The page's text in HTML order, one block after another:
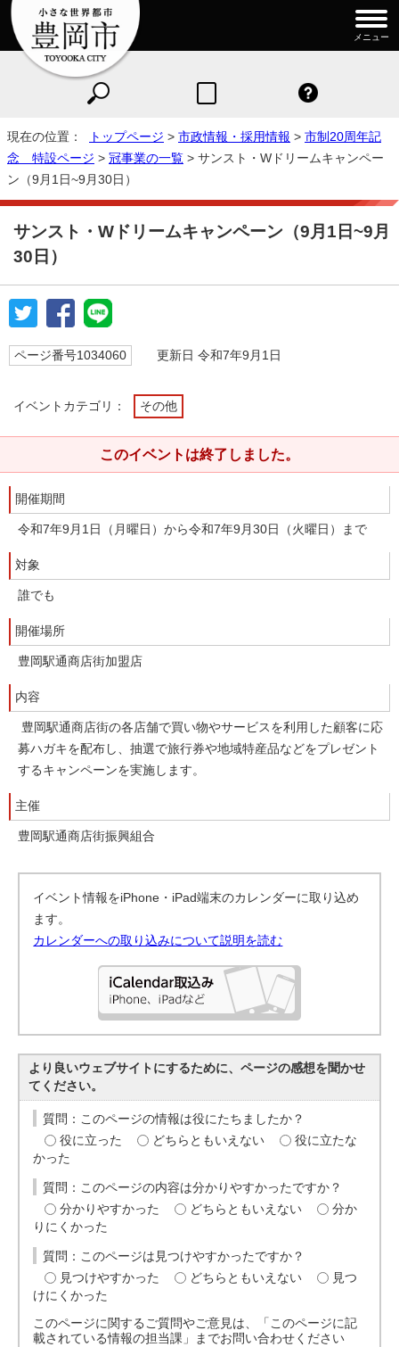
メニュー
現在の位置： トップページ > 市政情報・採用情報 > 市制20周年記
念 特設ページ > 冠事業の一覧 > サンスト・Wドリームキャンペー
ン（9月1日~9月30日）
サンスト・Wドリームキャンペーン（9月1日~9月
30日）
ページ番号1034060 更新日 令和7年9月1日
イベントカテゴリ： その他
このイベントは終了しました。
開催期間
令和7年9月1日（月曜日）から令和7年9月30日（火曜日）まで
対象
誰でも
開催場所
豊岡駅通商店街加盟店
内容
豊岡駅通商店街の各店舗で買い物やサービスを利用した顧客に応
募ハガキを配布し、抽選で旅行券や地域特産品などをプレゼント
するキャンペーンを実施します。
主催
豊岡駅通商店街振興組合
イベント情報をiPhone・iPad端末のカレンダーに取り込め
ます。
カレンダーへの取り込みについて説明を読む
より良いウェブサイトにするために、ページの感想を聞かせ
てください。
質問：このページの情報は役にたちましたか？
役に立った
どちらともいえない
役に立たな
かった
質問：このページの内容は分かりやすかったですか？
分かりやすかった
どちらともいえない
分か
りにくかった
質問：このページは見つけやすかったですか？
見つけやすかった
どちらともいえない
見つ
けにくかった
このページに関するご質問やご意見は、「このページに記
載されている情報の担当課」までお問い合わせください